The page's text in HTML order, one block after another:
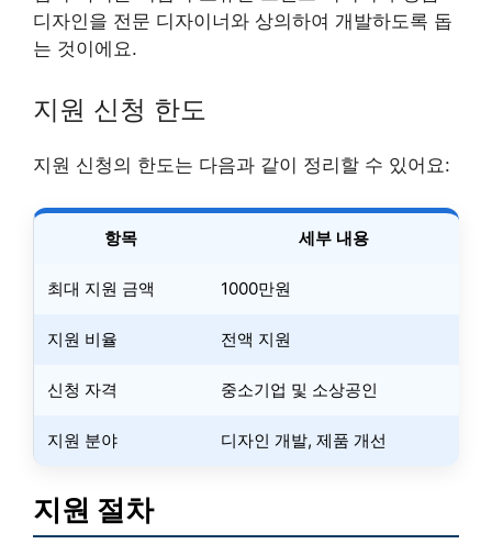
디자인을 전문 디자이너와 상의하여 개발하도록 돕
는 것이에요.
지원 신청 한도
지원 신청의 한도는 다음과 같이 정리할 수 있어요:
항목 세부 내용
최대 지원 금액 1000만원
지원 비율 전액 지원
신청 자격 중소기업 및 소상공인
지원 분야 디자인 개발, 제품 개선
지원 절차